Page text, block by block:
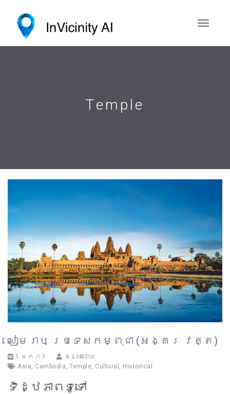
Temple
សៀមរាប ប្រទេសកម្ពុជា (អង្គរ វត្ត)
1 មករា 1
បង្ហោះដោយ
Asia
Cambodia Temple Cultural Historical
ទិដ្ឋភាពទូទៅ